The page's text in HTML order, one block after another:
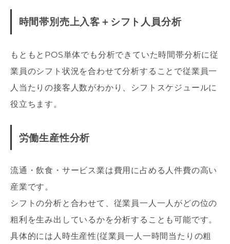
時間帯別売上入客＋シフト人員分析
もともとPOS単体でも分析できていた時間帯分析に従
業員のシフト状況を合わせて分析することで従業員一
人当たりの接客人数がわかり、シフトスケジュールに
役立ちます。
労働生産性分析
流通・飲食・サービス業は費用に占める人件費の高い
産業です。
シフトの分析と合わせて、従業員一人一人がどの位の
粗利を生み出しているかを分析することも可能です。
具体的には人時生産性(従業員一人一時間当たりの粗